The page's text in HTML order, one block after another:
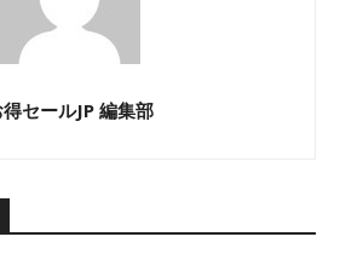
得セールJP 編集部